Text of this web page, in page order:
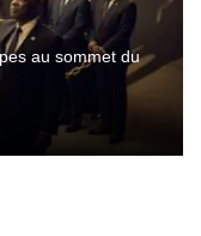
au sommet du